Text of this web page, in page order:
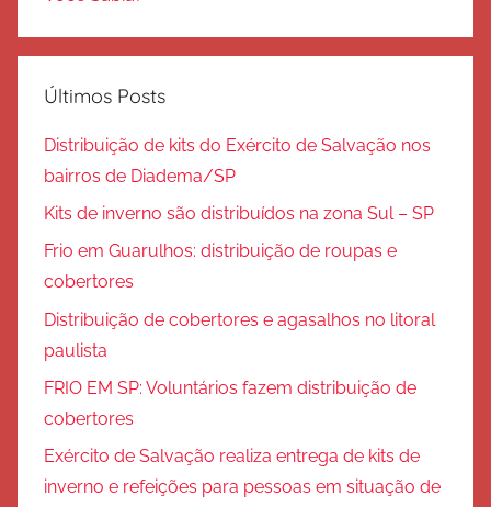
Últimos Posts
Distribuição de kits do Exército de Salvação nos
bairros de Diadema/SP
Kits de inverno são distribuídos na zona Sul – SP
Frio em Guarulhos: distribuição de roupas e
cobertores
Distribuição de cobertores e agasalhos no litoral
paulista
FRIO EM SP: Voluntários fazem distribuição de
cobertores
Exército de Salvação realiza entrega de kits de
inverno e refeições para pessoas em situação de